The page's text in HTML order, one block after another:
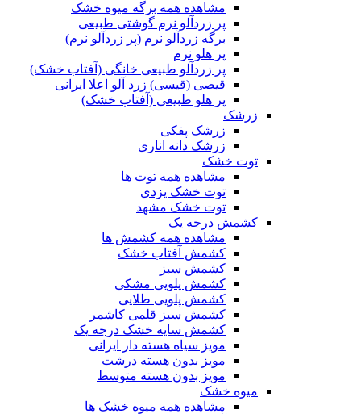
مشاهده همه برگه میوه خشک
پر زردآلو نرم گوشتی طبیعی
برگه زردآلو نرم (پر زردآلو نرم)
پر هلو نرم
پر زردآلو طبیعی خانگی (آفتاب خشک)
قیصی (قیسی) زرد آلو اعلا ایرانی
پر هلو طبیعی (آفتاب خشک)
زرشک
زرشک پفکی
زرشک دانه اناری
توت خشک
مشاهده همه توت ها
توت خشک یزدی
توت خشک مشهد
کشمش درجه یک
مشاهده همه کشمش ها
کشمش آفتاب خشک
کشمش سبز
کشمش پلویی مشکی
کشمش پلویی طلایی
کشمش سبز قلمی کاشمر
کشمش سایه خشک درجه یک
مویز سیاه هسته دار ایرانی
مویز بدون هسته درشت
مویز بدون هسته متوسط
میوه خشک
مشاهده همه میوه خشک ها